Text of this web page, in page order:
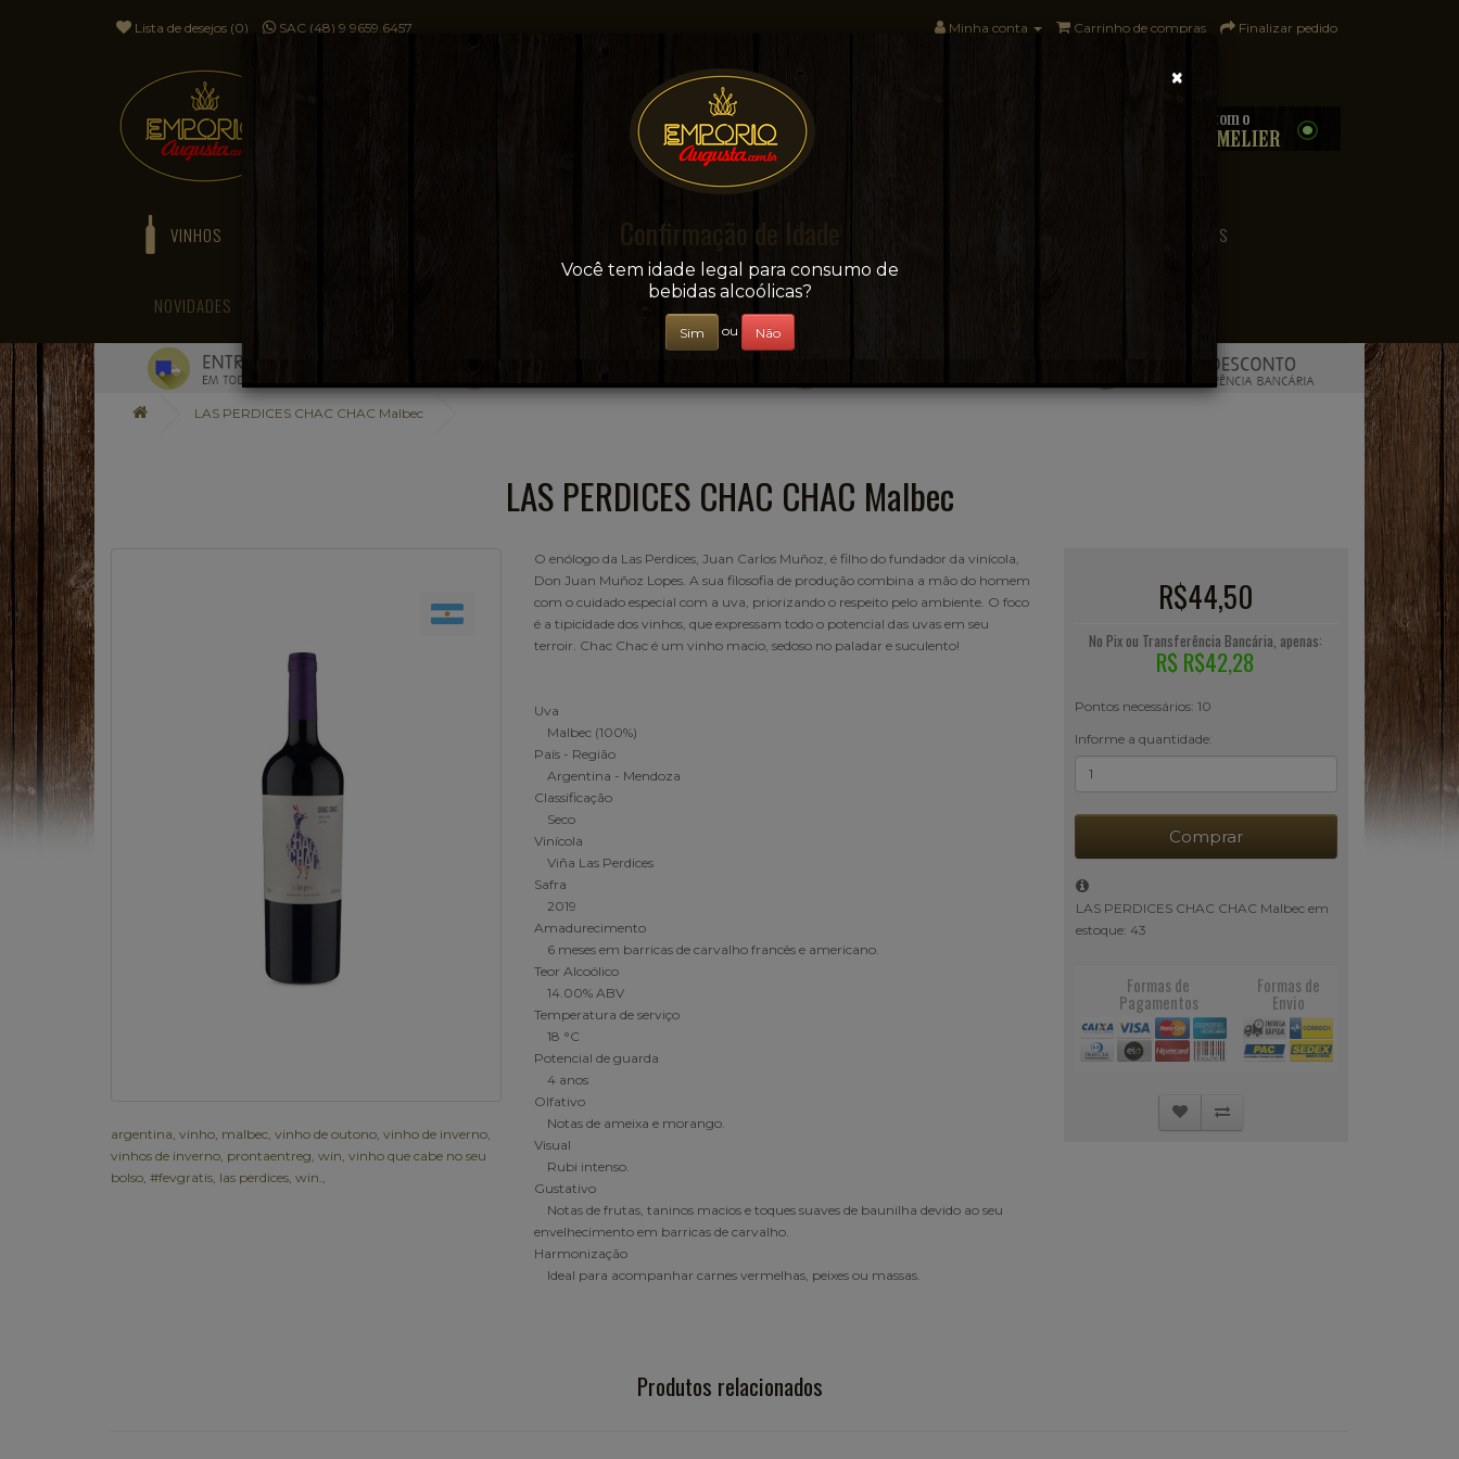
Lista de desejos (0) SAC (48) 9 9659.6457 Minha conta Carrinho de compras Finalizar pedido
Sua conveniência e adega on-line!
VINHOS + BEBIDAS PAÍSES
NOVIDADES
LAS PERDICES CHAC CHAC Malbec
LAS PERDICES CHAC CHAC Malbec
argentina vinho malbec vinho de outono vinho de inverno
vinhos de inverno prontaentreg win vinho que cabe no seu
bolso #fevgratis las perdices win.
O enólogo da Las Perdices, Juan Carlos Muñoz, é filho do fundador da vinícola,
Don Juan Muñoz Lopes. A sua filosofia de produção combina a mão do homem
com o cuidado especial com a uva, priorizando o respeito pelo ambiente. O foco
é a tipicidade dos vinhos, que expressam todo o potencial das uvas em seu
terroir. Chac Chac é um vinho macio, sedoso no paladar e suculento!
Uva
Malbec (100%)
País - Região
Argentina - Mendoza
Classificação
Seco
Vinícola
Viña Las Perdices
Safra
2019
Amadurecimento
6 meses em barricas de carvalho francês e americano.
Teor Alcoólico
14.00% ABV
Temperatura de serviço
18 °C
Potencial de guarda
4 anos
Olfativo
Notas de ameixa e morango.
Visual
Rubi intenso.
Gustativo
Notas de frutas, taninos macios e toques suaves de baunilha devido ao seu
envelhecimento em barricas de carvalho.
Harmonização
Ideal para acompanhar carnes vermelhas, peixes ou massas.
R$44,50
No Pix ou Transferência Bancária, apenas:
R$ R$42,28
Pontos necessários: 10
Informe a quantidade:
Comprar
LAS PERDICES CHAC CHAC Malbec em
estoque: 43
Formas de
Pagamentos
Formas de
Envio
Produtos relacionados
×
Confirmação de Idade
Você tem idade legal para consumo de
bebidas alcoólicas?
Sim ou Não